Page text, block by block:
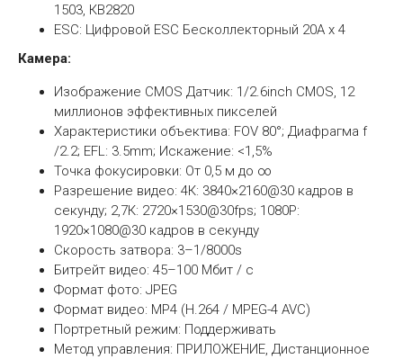
1503, КВ2820
ESC: Цифровой ESC Бесколлекторный 20A x 4
Камера:
Изображение CMOS Датчик: 1/2.6inch CMOS, 12
миллионов эффективных пикселей
Характеристики объектива: FOV 80°; Диафрагма f
/2.2; EFL: 3.5mm; Искажение: <1,5%
Точка фокусировки: От 0,5 м до ∞
Разрешение видео: 4К: 3840×2160@30 кадров в
секунду; 2,7К: 2720×1530@30fps; 1080P:
1920×1080@30 кадров в секунду
Скорость затвора: 3–1/8000s
Битрейт видео: 45–100 Мбит / с
Формат фото: JPEG
Формат видео: MP4 (H.264 / MPEG-4 AVC)
Портретный режим: Поддерживать
Метод управления: ПРИЛОЖЕНИЕ, Дистанционное